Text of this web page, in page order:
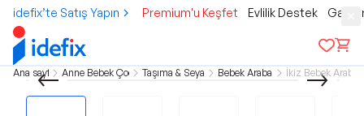
idefix’te Satış Yapın Premium'u Keşfet Evlilik Destek
Ana sayfa Anne Bebek ÇocukTaşıma & Seyahat Bebek Arabaları İkiz Bebek